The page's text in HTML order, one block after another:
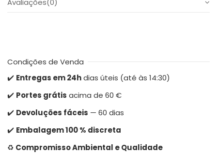
Condições de Venda
✔️ Entregas em 24hdias úteis (até às 14:30)
✔️ Portes grátis acima de 60 €
✔️ Devoluções fáceis — 60 dias
✔️ Embalagem 100 % discreta
♻️ Compromisso Ambiental e Qualidade